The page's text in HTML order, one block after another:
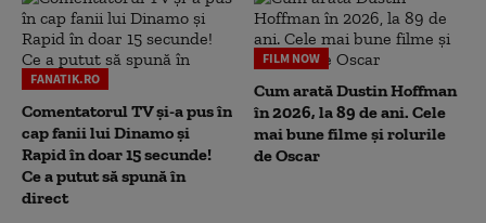
FANATIK.RO
Comentatorul TV și-a pus în
cap fanii lui Dinamo și
Rapid în doar 15 secunde!
Ce a putut să spună în
direct
FILM NOW
Cum arată Dustin Hoffman
în 2026, la 89 de ani. Cele
mai bune filme și rolurile
de Oscar